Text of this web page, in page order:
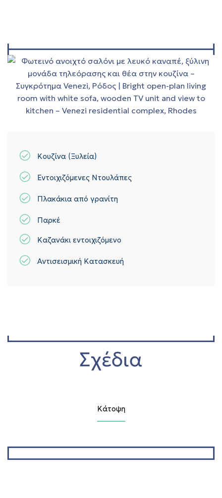
Κουζίνα (Ξυλεία)
Εντοιχιζόμενες Ντουλάπες
Πλακάκια από γρανίτη
Παρκέ
Καζανάκι εντοιχιζόμενο
Αντισεισμική Κατασκευή
Σχέδια
Κάτοψη